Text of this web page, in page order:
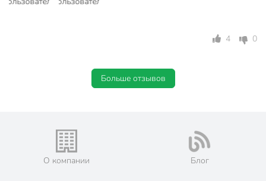
4 0
Больше отзывов
О компании Блог